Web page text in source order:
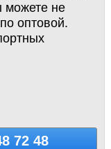
можете не
оптовой.
72 48